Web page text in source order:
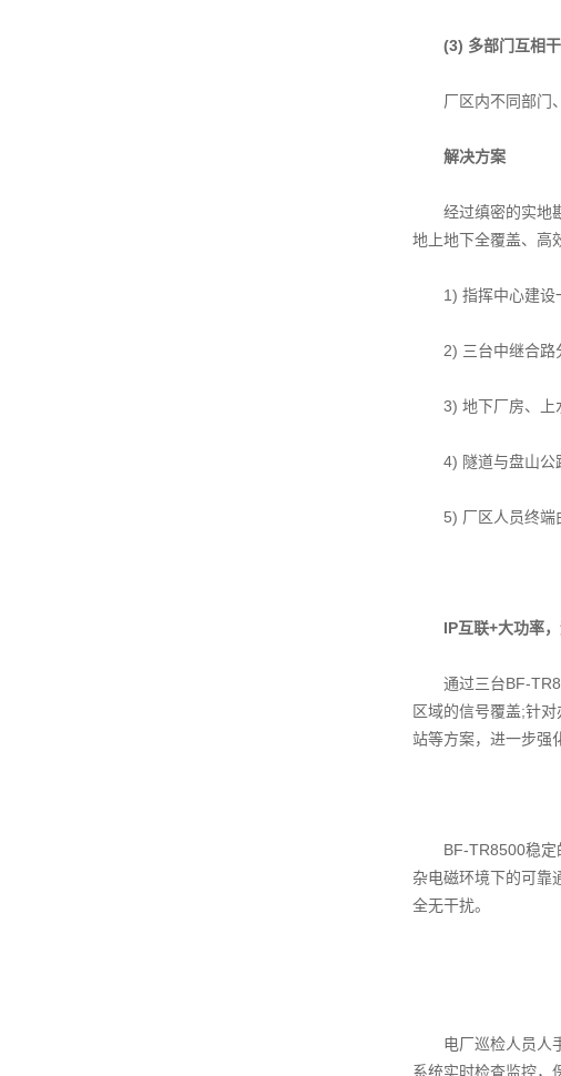
(3) 多部门互相
厂区内不同部门、
解决方案
经过缜密的实地勘
地上地下全覆盖、高
1) 指挥中心建设一
2) 三台中继合路
3) 地下厂房、上
4) 隧道与盘山公路
5) 厂区人员终端由
IP互联+大功率
通过三台BF-
区域的信号覆盖;针
站等方案，进一步强
BF-TR8500稳定的
杂电磁环境下的可靠
全无干扰。
电厂巡检人员人手
系统实时检查监控，